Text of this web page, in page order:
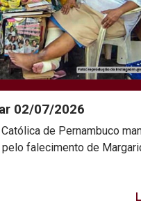
02/07/2026
de Pernambuco
falecimento de